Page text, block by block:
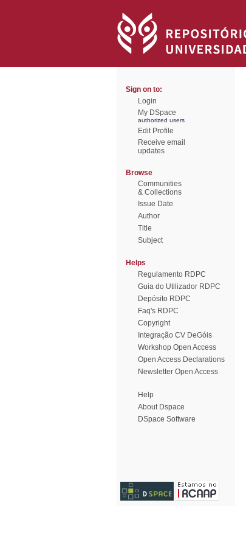
Sign on to:
Login
My DSpace
authorized users
Edit Profile
Receive email
updates
Browse
Communities
& Collections
Issue Date
Author
Title
Subject
Helps
Regulamento RDPC
Guia do Utilizador RDPC
Depósito RDPC
Faq's RDPC
Copyright
Integração CV DeGóis
Workshop Open Access
Open Access Declarations
Newsletter Open Access
Help
About Dspace
DSpace Software